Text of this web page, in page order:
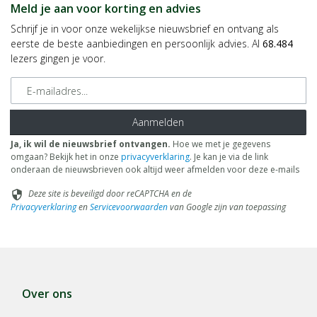
Meld je aan voor korting en advies
Schrijf je in voor onze wekelijkse nieuwsbrief en ontvang als
eerste de beste aanbiedingen en persoonlijk advies. Al 68.484
lezers gingen je voor.
E-mailadres
Aanmelden
Ja, ik wil de nieuwsbrief ontvangen. Hoe we met je gegevens
omgaan? Bekijk het in onze privacyverklaring. Je kan je via de link
onderaan de nieuwsbrieven ook altijd weer afmelden voor deze e-mails
security Deze site is beveiligd door reCAPTCHA en de
PrivacyverklaringenServicevoorwaardenvan Google zijn van toepassing
Over ons